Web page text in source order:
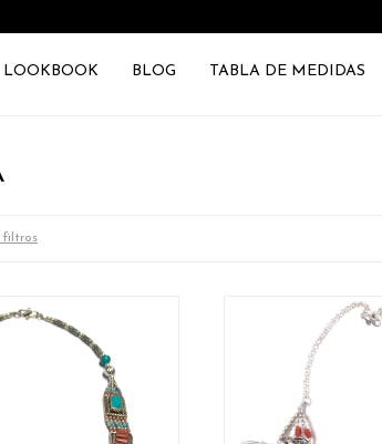
LOOKBOOK BLOG TABLA DE MEDIDAS